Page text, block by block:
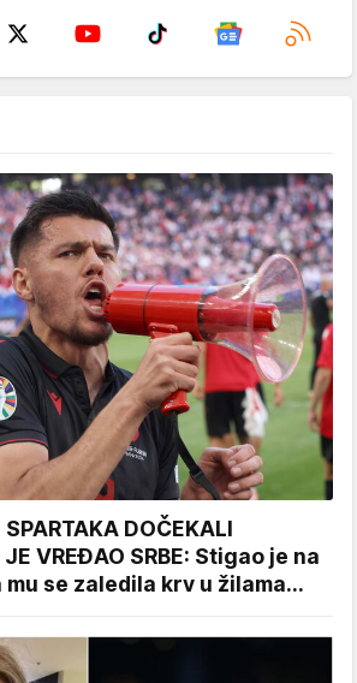
DOČEKALI
VREĐAO SRBE: Stigao je na
se zaledila krv u žilama...